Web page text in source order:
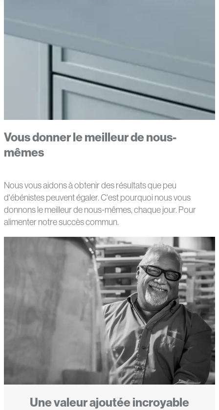
Vous donner le meilleur de nous-
mêmes
Nous vous aidons à obtenir des résultats que peu
d'ébénistes peuvent égaler. C'est pourquoi nous vous
donnons le meilleur de nous-mêmes, chaque jour. Pour
alimenter notre succès commun.
Une valeur ajoutée incroyable